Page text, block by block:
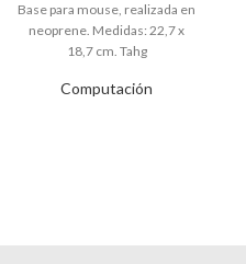
Computación
Base para mouse, realizada en
neoprene. Medidas: 22,7 x
18,7 cm. Tahg